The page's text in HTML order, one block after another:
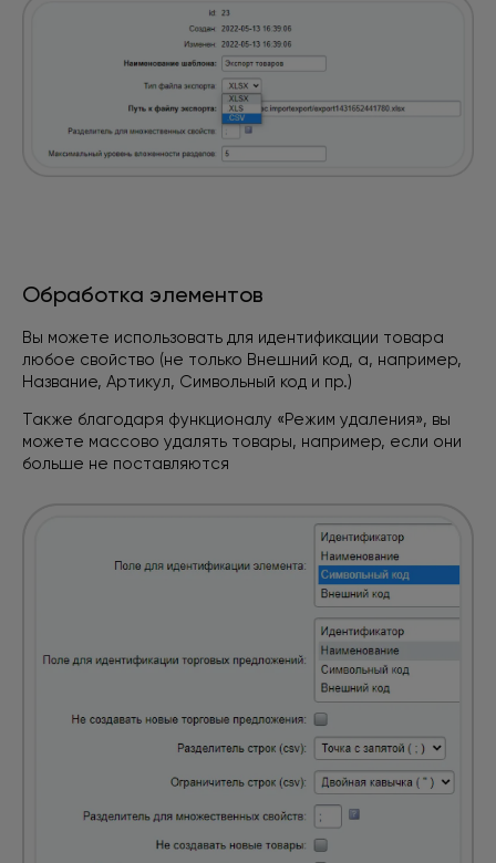
Обработка элементов
Вы можете использовать для идентификации товара
любое свойство (не только Внешний код, а, например,
Название, Артикул, Символьный код и пр.)
Также благодаря функционалу «Режим удаления», вы
можете массово удалять товары, например, если они
больше не поставляются